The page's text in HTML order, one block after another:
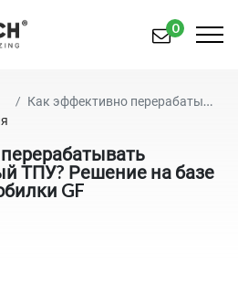
0
Как эффективно перерабатывать крупногабаритный ТПУ? Решение на базе шредера HS и дробилки GF
ТПУ? Решение на базе
GF